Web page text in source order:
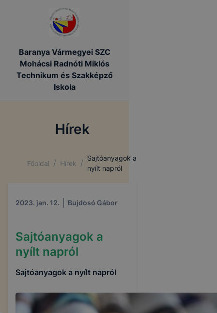
Baranya Vármegyei SZC
Mohácsi Radnóti Miklós
Technikum és Szakképző
Iskola
Hírek
Főoldal / Hírek /
Sajtóanyagok a
nyílt napról
2023. jan. 12. Bujdosó Gábor
Sajtóanyagok a
nyílt napról
Sajtóanyagok a nyílt napról